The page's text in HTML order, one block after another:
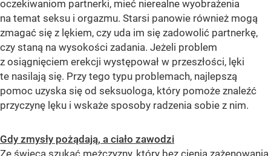
oczekiwaniom partnerki, mieć nierealne wyobrażenia
na temat seksu i orgazmu. Starsi panowie również mogą
zmagać się z lękiem, czy uda im się zadowolić partnerkę,
czy staną na wysokości zadania. Jeżeli problem
z osiągnięciem erekcji występował w przeszłości, lęki
te nasilają się. Przy tego typu problemach, najlepszą
pomoc uzyska się od seksuologa, który pomoże znaleźć
przyczynę lęku i wskaże sposoby radzenia sobie z nim.
Gdy zmysły pożądają, a ciało zawodzi
Ze świecą szukać mężczyzny, który bez cienia zażenowania